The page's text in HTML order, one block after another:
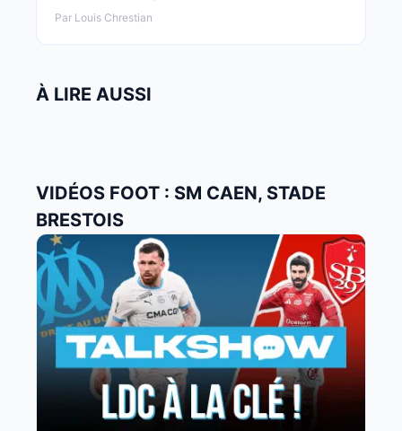
Par Louis Chrestian
À LIRE AUSSI
VIDÉOS FOOT : SM CAEN, STADE
BRESTOIS